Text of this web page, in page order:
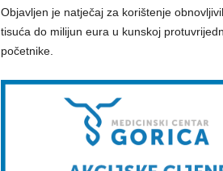
Objavljen je natječaj za korištenje
tisuća do milijun eura u kunskoj
početnike.